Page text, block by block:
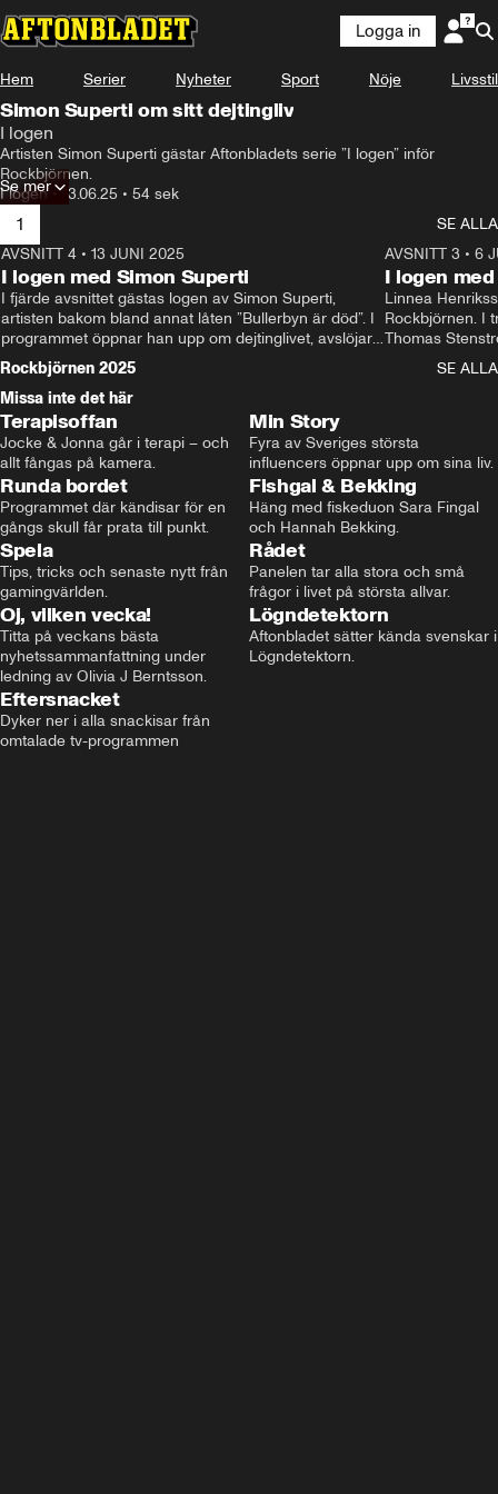
Logga in
Hem Serier Nyheter Sport Nöje Livsstil
Simon Superti om sitt dejtingliv
I logen
Artisten Simon Superti gästar Aftonbladets serie ”I logen” inför
Rockbjörnen.
I logen•13.06.25 • 54 sek
Se mer
1
SE ALLA
AVSNITT 4 • 13 JUNI 2025
I logen med Simon Superti
I fjärde avsnittet gästas logen av Simon Superti,
artisten bakom bland annat låten ”Bullerbyn är död”. I
programmet öppnar han upp om dejtinglivet, avslöjar
vad han raderat från sin rider och vilka ”dance moves”
han kör på scen. Samt, låten Superti gärna hade stulit.
AVSNITT 3 • 6
I logen
Linnea
Rockbjörnen. I
Thomas
hårt i ansiktet”
på Stenströms
Rockbjörnen 2025
SE ALLA
Missa inte det här
Terapisoffan
Jocke & Jonna går i terapi – och
allt fångas på kamera.
Min Story
Fyra av Sveriges största
influencers öppnar upp om sina liv.
Runda bordet
Programmet där kändisar för en
gångs skull får prata till punkt.
Fishgal & Bekking
Häng med fiskeduon Sara Fingal
och Hannah Bekking.
Spela
Tips, tricks och senaste nytt från
gamingvärlden.
Rådet
Panelen tar alla stora och små
frågor i livet på största allvar.
Oj, vilken vecka!
Titta på veckans bästa
nyhetssammanfattning under
ledning av Olivia J Berntsson.
Lögndetektorn
Aftonbladet sätter kända svenskar i
Lögndetektorn.
Eftersnacket
Dyker ner i alla snackisar från
omtalade tv-programmen